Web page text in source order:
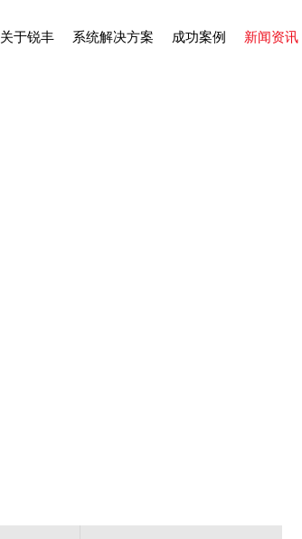
关于锐丰 系统解决方案 成功案例 新闻资讯